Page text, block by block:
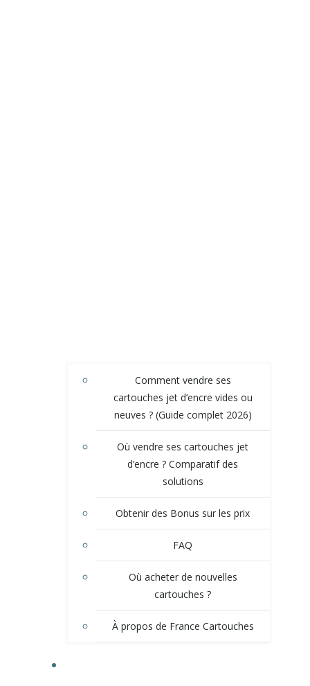
Comment vendre ses
cartouches jet d’encre vides ou
neuves ? (Guide complet 2026)
Où vendre ses cartouches jet
d’encre ? Comparatif des
solutions
Obtenir des Bonus sur les prix
FAQ
Où acheter de nouvelles
cartouches ?
À propos de France Cartouches